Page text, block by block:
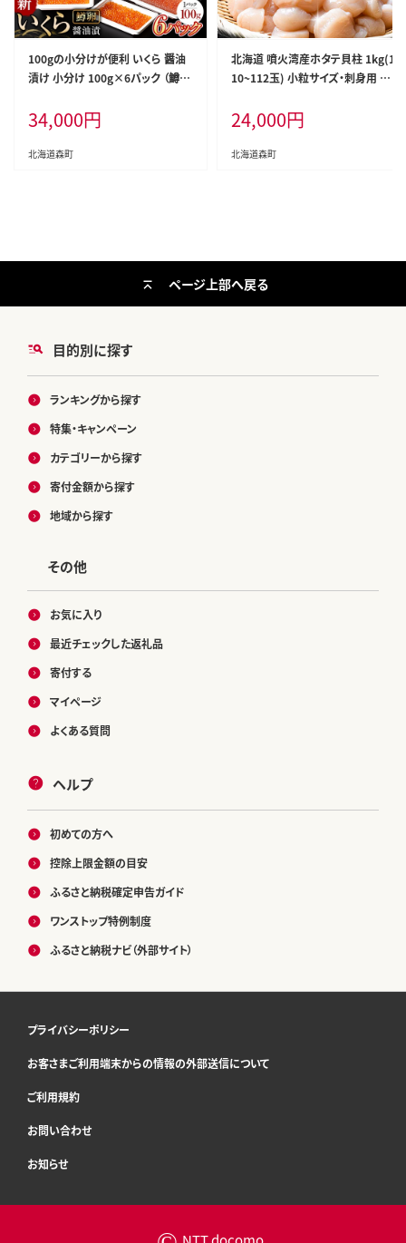
100gの小分けが便利 いくら 醤油
漬け 小分け 100g×6パック （鱒
鱒卵 森町 いくら醤油漬け しょうゆ
漬け 海産物 加工品 ふるさと納税
北海道 ＜ワイエスフーズ＞ mr1-1
34,000円
北海道森町
北海道 噴火湾産ホタテ貝柱 1kg(1
10~112玉) 小粒サイズ・刺身用 海
て 魚介類 貝 北海道 刺身 海鮮 1kg
mr1-1332
24,000円
北海道森町
目的別に探す
ランキングから探す
特集・キャンペーン
カテゴリーから探す
寄付金額から探す
地域から探す
その他
お気に入り
最近チェックした返礼品
寄付する
マイページ
よくある質問
ヘルプ
初めての方へ
控除上限金額の目安
ふるさと納税確定申告ガイド
ワンストップ特例制度
ふるさと納税ナビ（外部サイト）
ページ上部へ戻る
プライバシーポリシー
お客さまご利用端末からの情報の外部送信について
ご利用規約
お問い合わせ
お知らせ